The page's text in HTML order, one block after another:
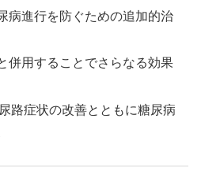
病進行を防ぐための追加的治
併用することでさらなる効果
尿路症状の改善とともに糖尿病